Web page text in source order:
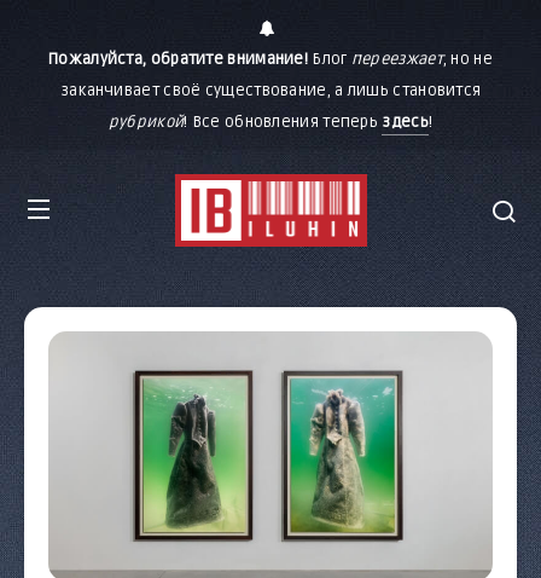
Пожалуйста, обратите внимание! Блог переезжает, но не
заканчивает своё существование, а лишь становится
рубрикой! Все обновления теперь здесь!